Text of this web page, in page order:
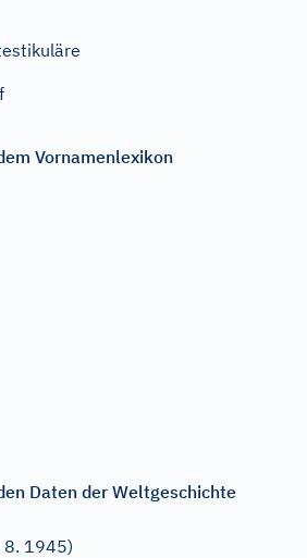
Vornamenlexikon
Daten der Weltgeschichte
8. 1945)